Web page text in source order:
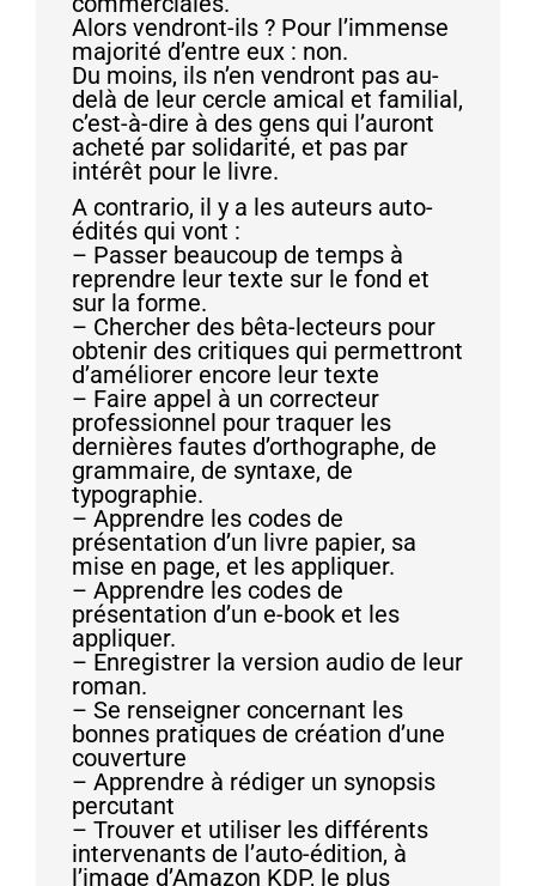
Alors vendront-ils ? Pour l’immense
majorité d’entre eux : non.
Du moins, ils n’en vendront pas au-
delà de leur cercle amical et familial,
c’est-à-dire à des gens qui l’auront
acheté par solidarité, et pas par
intérêt pour le livre.
A contrario, il y a les auteurs auto-
édités qui vont :
– Passer beaucoup de temps à
reprendre leur texte sur le fond et
sur la forme.
– Chercher des bêta-lecteurs pour
obtenir des critiques qui permettront
d’améliorer encore leur texte
– Faire appel à un correcteur
professionnel pour traquer les
dernières fautes d’orthographe, de
grammaire, de syntaxe, de
typographie.
– Apprendre les codes de
présentation d’un livre papier, sa
mise en page, et les appliquer.
– Apprendre les codes de
présentation d’un e-book et les
appliquer.
– Enregistrer la version audio de leur
roman.
– Se renseigner concernant les
bonnes pratiques de création d’une
couverture
– Apprendre à rédiger un synopsis
percutant
– Trouver et utiliser les différents
intervenants de l’auto-édition, à
l’image d’Amazon KDP, le plus